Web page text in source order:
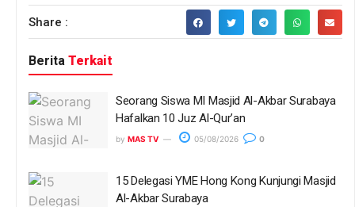
Share :
Berita Terkait
Seorang Siswa MI Masjid Al-Akbar Surabaya
Hafalkan 10 Juz Al-Qur’an
by MAS TV 05/08/2026 0
15 Delegasi YME Hong Kong Kunjungi Masjid
Al-Akbar Surabaya